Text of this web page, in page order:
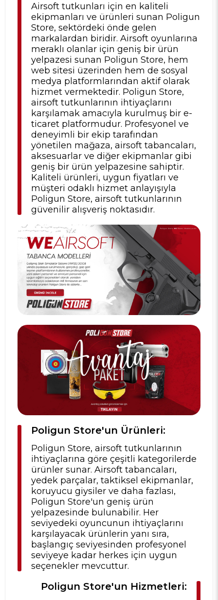
Airsoft tutkunları için en kaliteli
ekipmanları ve ürünleri sunan Poligun
Store, sektördeki önde gelen
markalardan biridir. Airsoft oyunlarına
meraklı olanlar için geniş bir ürün
yelpazesi sunan Poligun Store, hem
web sitesi üzerinden hem de sosyal
medya platformlarından aktif olarak
hizmet vermektedir. Poligun Store,
airsoft tutkunlarının ihtiyaçlarını
karşılamak amacıyla kurulmuş bir e-
ticaret platformudur. Profesyonel ve
deneyimli bir ekip tarafından
yönetilen mağaza, airsoft tabancaları,
aksesuarlar ve diğer ekipmanlar gibi
geniş bir ürün yelpazesine sahiptir.
Kaliteli ürünleri, uygun fiyatları ve
müşteri odaklı hizmet anlayışıyla
Poligun Store, airsoft tutkunlarının
güvenilir alışveriş noktasıdır.
Poligun Store'un Ürünleri:
Poligun Store, airsoft tutkunlarının
ihtiyaçlarına göre çeşitli kategorilerde
ürünler sunar. Airsoft tabancaları,
yedek parçalar, taktiksel ekipmanlar,
koruyucu giysiler ve daha fazlası,
Poligun Store'un geniş ürün
yelpazesinde bulunabilir. Her
seviyedeki oyuncunun ihtiyaçlarını
karşılayacak ürünlerin yanı sıra,
başlangıç seviyesinden profesyonel
seviyeye kadar herkes için uygun
seçenekler mevcuttur.
Poligun Store'un Hizmetleri: